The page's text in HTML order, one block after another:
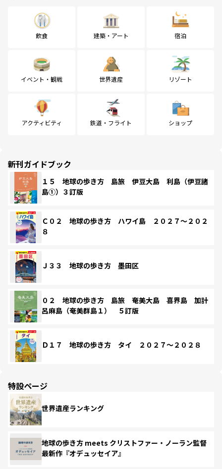
飲食 建築・アート 宿泊
イベント・観戦 世界遺産 リゾート
アクティビティ 鉄道・フライト ショップ
新刊ガイドブック
１５ 地球の歩き方 島旅 伊豆大島 利島（伊豆諸
島①）３訂版
Ｃ０２ 地球の歩き方 ハワイ島 ２０２７～２０２
８
Ｊ３３ 地球の歩き方 墨田区
０２ 地球の歩き方 島旅 奄美大島 喜界島 加計
呂麻島（奄美群島１） ５訂版
Ｄ１７ 地球の歩き方 タイ ２０２７～２０２８
特設ページ
世界遺産ランキング
地球の歩き方 meets クリストファー・ノーラン監督
最新作『オデュッセイア』